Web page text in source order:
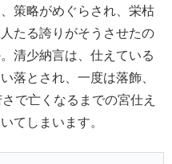
策略がめぐらされ、栄枯
たる誇りがそうさせたの
清少納言は、仕えている
落とされ、一度は落飾、
で亡くなるまでの宮仕え
てしまいます。